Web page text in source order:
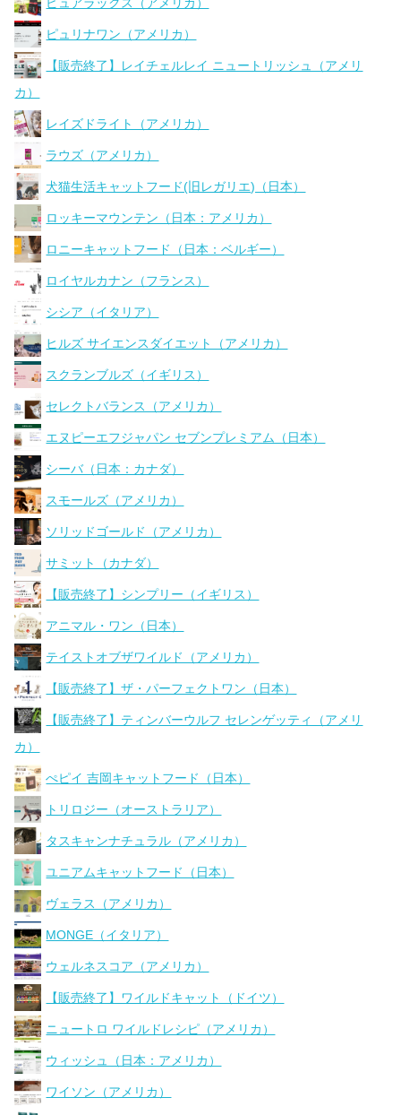
ピュアラックス（アメリカ）
ピュリナワン（アメリカ）
【販売終了】レイチェルレイ ニュートリッシュ（アメリ
カ）
レイズドライト（アメリカ）
ラウズ（アメリカ）
犬猫生活キャットフード(旧レガリエ)（日本）
ロッキーマウンテン（日本：アメリカ）
ロニーキャットフード（日本：ベルギー）
ロイヤルカナン（フランス）
シシア（イタリア）
ヒルズ サイエンスダイエット（アメリカ）
スクランブルズ（イギリス）
セレクトバランス（アメリカ）
エヌピーエフジャパン セブンプレミアム（日本）
シーバ（日本：カナダ）
スモールズ（アメリカ）
ソリッドゴールド（アメリカ）
サミット（カナダ）
【販売終了】シンプリー（イギリス）
アニマル・ワン（日本）
テイストオブザワイルド（アメリカ）
【販売終了】ザ・パーフェクトワン（日本）
【販売終了】ティンバーウルフ セレンゲッティ（アメリ
カ）
ぺピイ 吉岡キャットフード（日本）
トリロジー（オーストラリア）
タスキャンナチュラル（アメリカ）
ユニアムキャットフード（日本）
ヴェラス（アメリカ）
MONGE（イタリア）
ウェルネスコア（アメリカ）
【販売終了】ワイルドキャット（ドイツ）
ニュートロ ワイルドレシピ（アメリカ）
ウィッシュ（日本：アメリカ）
ワイソン（アメリカ）